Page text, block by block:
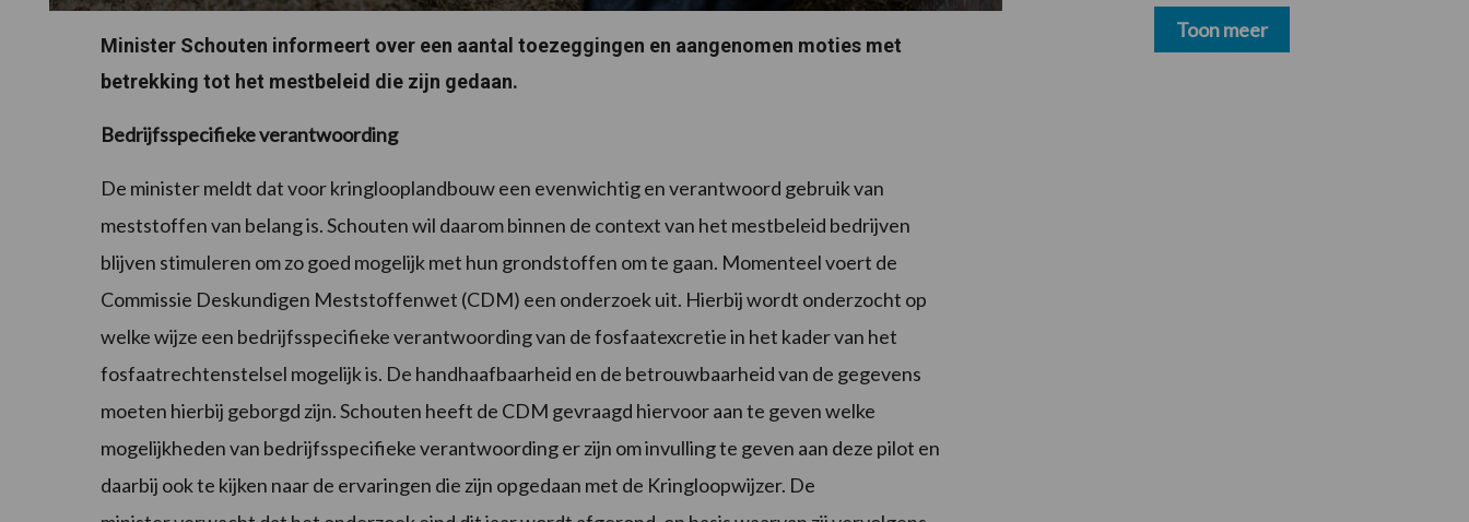
Minister Schouten informeert over een aantal toezeggingen en aangenomen moties met
betrekking tot het mestbeleid die zijn gedaan.
Bedrijfsspecifieke verantwoording
De minister meldt dat voor kringlooplandbouw een evenwichtig en verantwoord gebruik van
meststoffen van belang is. Schouten wil daarom binnen de context van het mestbeleid bedrijven
blijven stimuleren om zo goed mogelijk met hun grondstoffen om te gaan. Momenteel voert de
Commissie Deskundigen Meststoffenwet (CDM) een onderzoek uit. Hierbij wordt onderzocht op
welke wijze een bedrijfsspecifieke verantwoording van de fosfaatexcretie in het kader van het
fosfaatrechtenstelsel mogelijk is. De handhaafbaarheid en de betrouwbaarheid van de gegevens
moeten hierbij geborgd zijn. Schouten heeft de CDM gevraagd hiervoor aan te geven welke
mogelijkheden van bedrijfsspecifieke verantwoording er zijn om invulling te geven aan deze pilot en
daarbij ook te kijken naar de ervaringen die zijn opgedaan met de Kringloopwijzer. De
Toon meer